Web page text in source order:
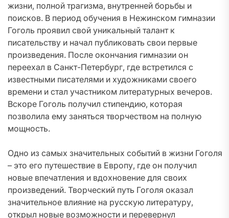
жизни, полной трагизма, внутренней борьбы и
поисков. В период обучения в Нежинском гимназии
Гоголь проявил свой уникальный талант к
писательству и начал публиковать свои первые
произведения. После окончания гимназии он
переехал в Санкт-Петербург, где встретился с
известными писателями и художниками своего
времени и стал участником литературных вечеров.
Вскоре Гоголь получил стипендию, которая
позволила ему заняться творчеством на полную
мощность.
Одно из самых значительных событий в жизни Гоголя
– это его путешествие в Европу, где он получил
новые впечатления и вдохновение для своих
произведений. Творческий путь Гоголя оказал
значительное влияние на русскую литературу,
открыл новые возможности и перевернул